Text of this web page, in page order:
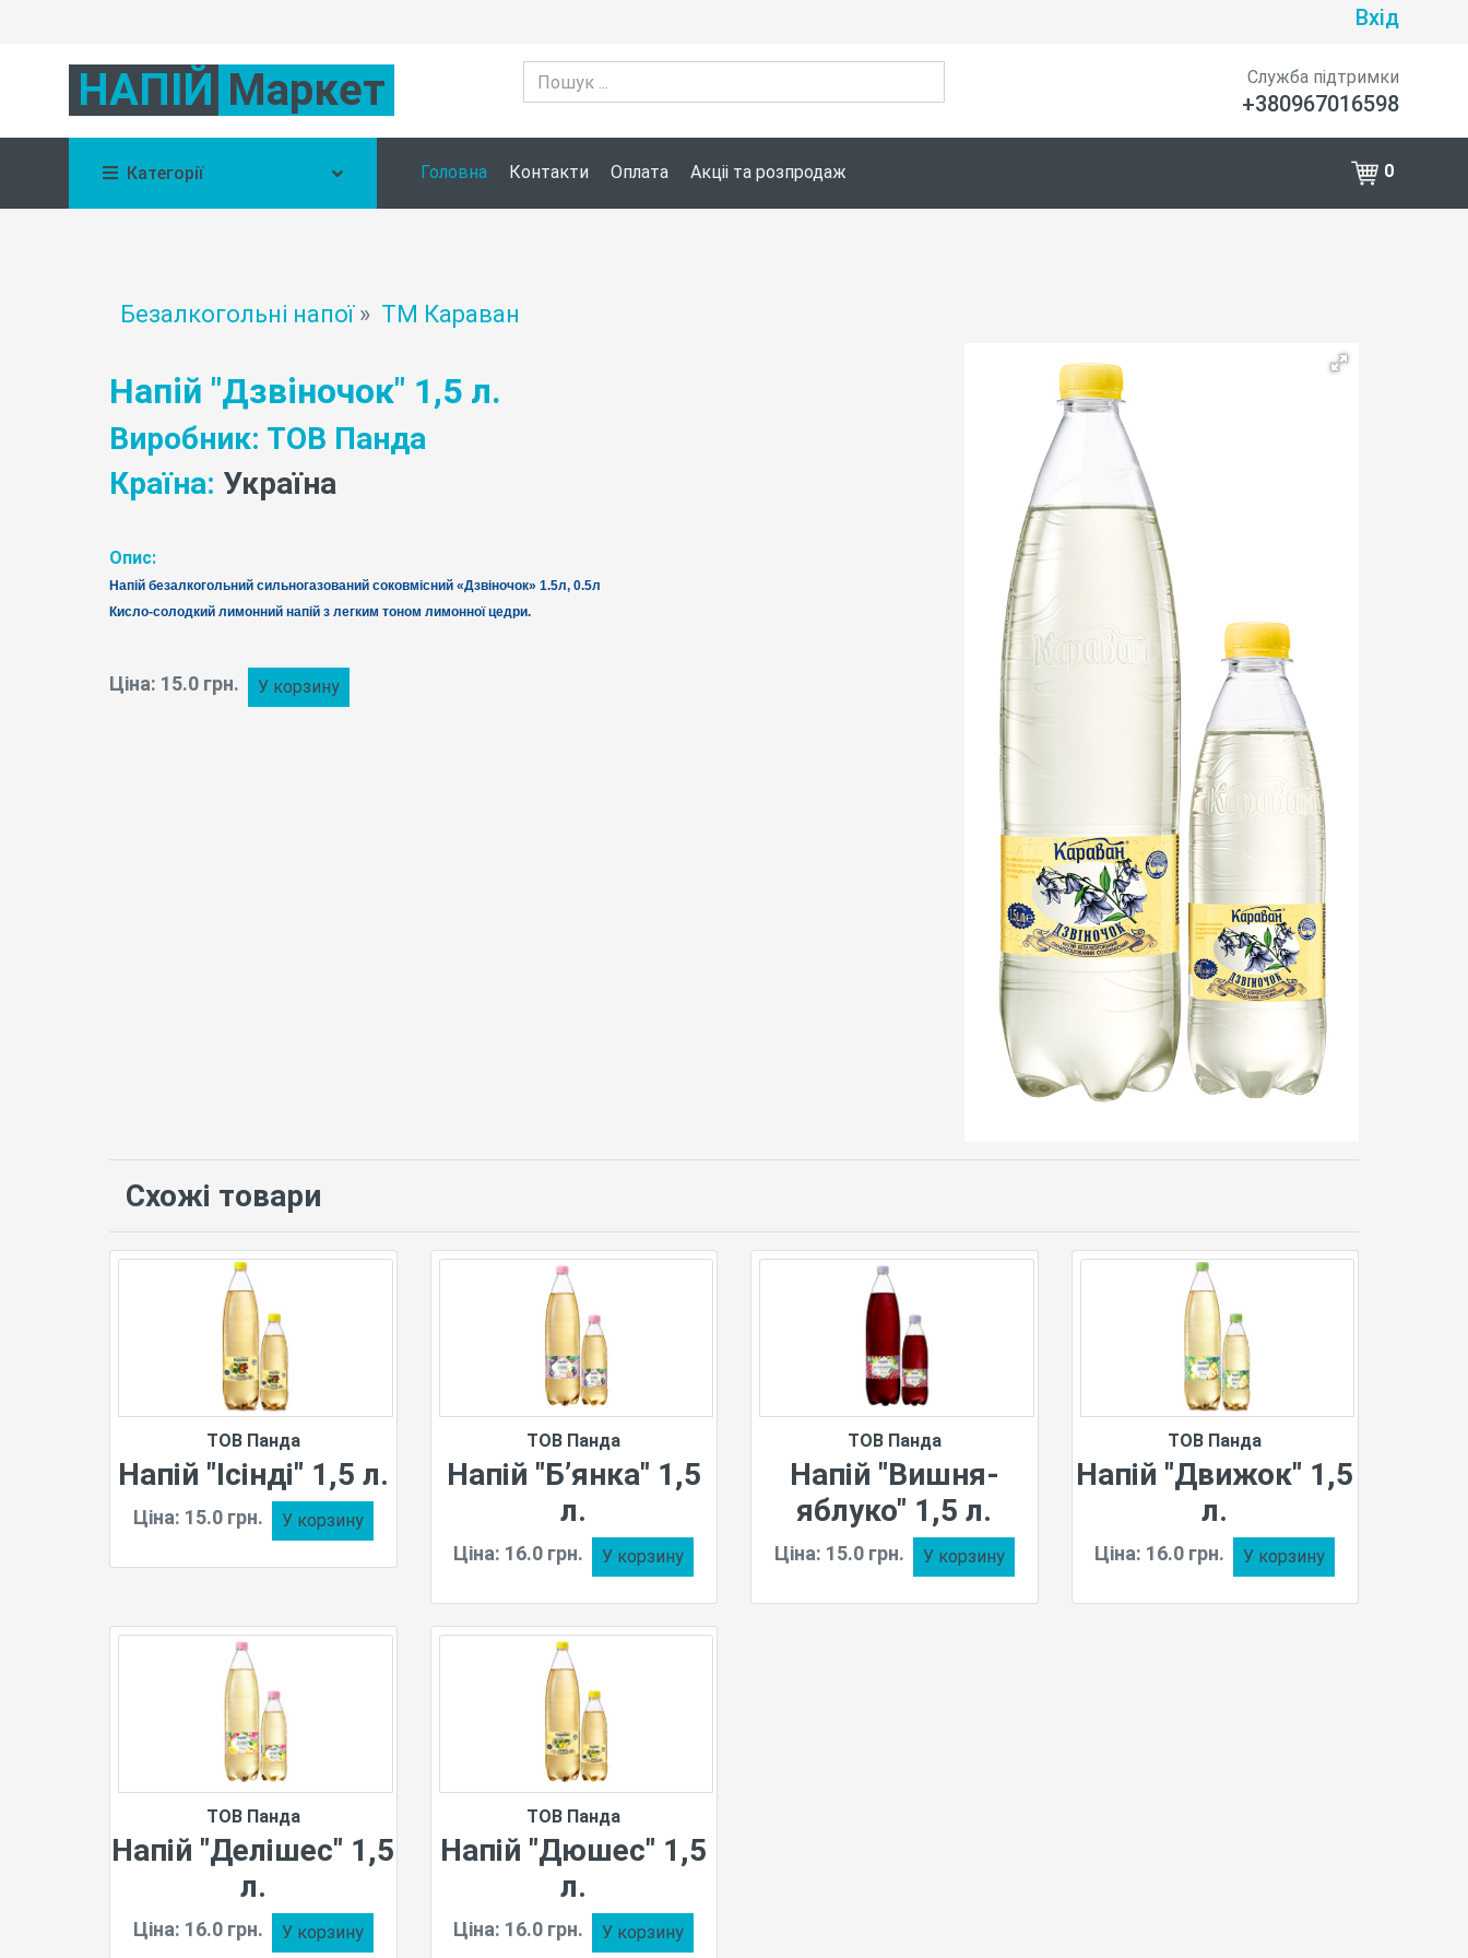
Вхід
НАПІЙ Маркет Служба підтримки
+380967016598
Категорії Головна Контакти Оплата Акціі та розпродаж 0
Безалкогольні напої» ТМ Караван
Напій "Дзвіночок" 1,5 л.
Виробник: ТОВ Панда
Країна: Україна
Опис:
Напій безалкогольний сильногазований соковмісний «Дзвіночок» 1.5л, 0.5л
Кисло-солодкий лимонний напій з легким тоном лимонної цедри.
Ціна: 15.0 грн. У корзину
Схожі товари
ТОВ Панда
Напій "Ісінді" 1,5 л.
Ціна: 15.0 грн. У корзину
ТОВ Панда
Напій "Б’янка" 1,5
л.
Ціна: 16.0 грн. У корзину
ТОВ Панда
Напій "Вишня-
яблуко" 1,5 л.
Ціна: 15.0 грн. У корзину
ТОВ Панда
Напій "Движок" 1,5
л.
Ціна: 16.0 грн. У корзину
ТОВ Панда
Напій "Делішес" 1,5
л.
Ціна: 16.0 грн. У корзину
ТОВ Панда
Напій "Дюшес" 1,5
л.
Ціна: 16.0 грн. У корзину